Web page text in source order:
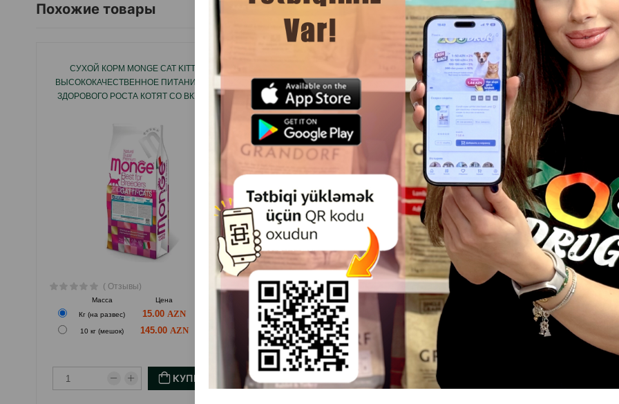
Похожие товары
СУХОЙ КОРМ MONGE CAT KITTEN
ВЫСОКОКАЧЕСТВЕННОЕ ПИТАНИЕ ДЛЯ
ЗДОРОВОГО РОСТА КОТЯТ СО ВКУСОМ
( Отзывы)
Масса Цена
Кг (на развес)
15.00
10 кг (мешок) 145.00
КУПИТЬ
СУХОЙ КОРМ CLUB 4 PAWS PREMIUM
INDOOR 4 IN 1 ДЛЯ ВЗРОСЛЫХ КОШЕК С
ЯГНЕНКОМ, 14 КГ.#9473
( Отзывы)
Масса
Купить
Кг (на развес)
14 кг (мешок) 112.00
КУПИТЬ
СУХОЙ КОРМ GRANDORF
HOLISTIС
FRESH DUCK
ХОЛИСТИК
ВЗРОСЛЫХ КОШЕК С
( Отзывы)
Масса
Кг (на развес)
42.50
2 кг (пачка)